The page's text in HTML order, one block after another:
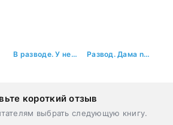
В разводе. У него вторая семья Развод. Дама non-stop. Когда тебе 40 плюс
короткий отзыв
выбрать следующую книгу.